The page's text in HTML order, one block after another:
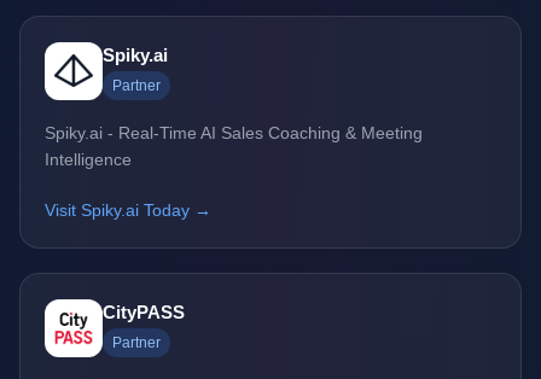
Spiky.ai
Partner
Spiky.ai - Real-Time AI Sales Coaching & Meeting
Intelligence
Visit Spiky.ai Today →
CityPASS
Partner